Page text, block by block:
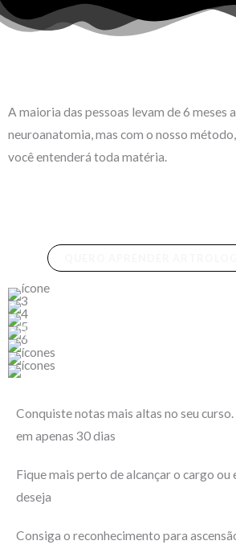
A maioria das pessoas levam de 6 meses
neuroanatomia, mas com o nosso método,
você entenderá toda matéria.
Conquiste notas mais altas no seu
em apenas 30 dias
Fique mais perto de alcançar o cargo ou
deseja
Consiga o reconhecimento para